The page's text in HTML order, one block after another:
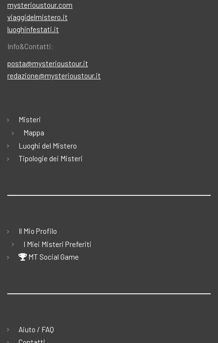
mysterioustour.com
viaggidelmistero.it
luoghinfestati.it
Info&Contatti:
posta@mysterioustour.it
redazione@mysterioustour.it
Misteri
Mappa
Luoghi del Mistero
Tipologie dei Misteri
Il Mio Profilo
I Miei Misteri Preferiti
MT Social Game
Aiuto / FAQ